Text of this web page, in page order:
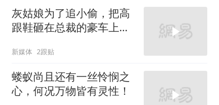
灰姑娘为了追小偷，把高
跟鞋砸在总裁的豪车上，
新媒体 2跟贴
蝼蚁尚且还有一丝怜悯之
心，何况万物皆有灵性！